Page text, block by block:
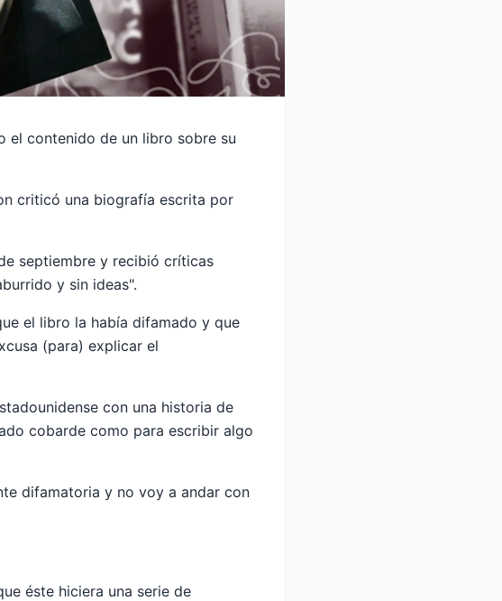
el contenido de un libro sobre su
criticó una biografía escrita por
septiembre y recibió críticas
y sin ideas".
el libro la había difamado y que
(para) explicar el
con una historia de
cobarde como para escribir algo
difamatoria y no voy a andar con
éste hiciera una serie de